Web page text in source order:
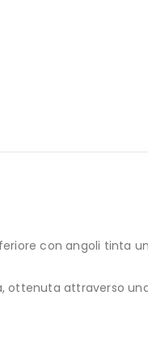
con angoli tinta
ottenuta attraverso